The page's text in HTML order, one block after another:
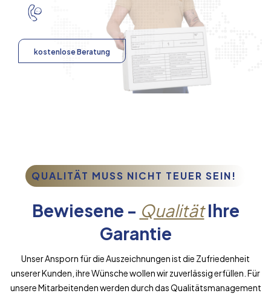
kostenlose Beratung
QUALITÄT MUSS NICHT TEUER SEIN!
Bewiesene - QualitätIhre
Garantie
Unser Ansporn für die Auszeichnungen ist die Zufriedenheit
unserer Kunden, ihre Wünsche wollen wir zuverlässig erfüllen. Für
unsere Mitarbeitenden werden durch das Qualitätsmanagement